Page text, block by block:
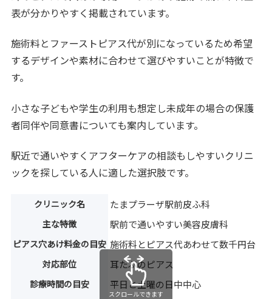
表が分かりやすく掲載されています。
施術料とファーストピアス代が別になっているため希望
するデザインや素材に合わせて選びやすいことが特徴で
す。
小さな子どもや学生の利用も想定し未成年の場合の保護
者同伴や同意書についても案内しています。
駅近で通いやすくアフターケアの相談もしやすいクリニ
ックを探している人に適した選択肢です。
クリニック名 たまプラーザ駅前皮ふ科
主な特徴 駅前で通いやすい美容皮膚科
ピアス穴あけ料金の目安 施術料とピアス代あわせて数千円台
対応部位 耳たぶのピアス
診療時間の目安 平日と土曜の日中中心
スクロールできます